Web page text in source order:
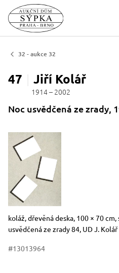
32 - aukce 32
47 Jiří Kolář
1914 – 2002
Noc usvědčená ze zrady,
Rozměry
Stručný popis předmětu
koláž, dřevěná deska, 100 × 70
usvědčená ze zrady 84, UD J.
#13013964